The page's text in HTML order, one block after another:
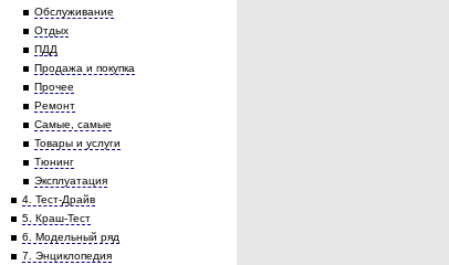
Обслуживание
Отдых
ПДД
Продажа и покупка
Прочее
Ремонт
Самые, самые
Товары и услуги
Тюнинг
Эксплуатация
4. Тест-Драйв
5. Краш-Тест
6. Модельный ряд
7. Энциклопедия